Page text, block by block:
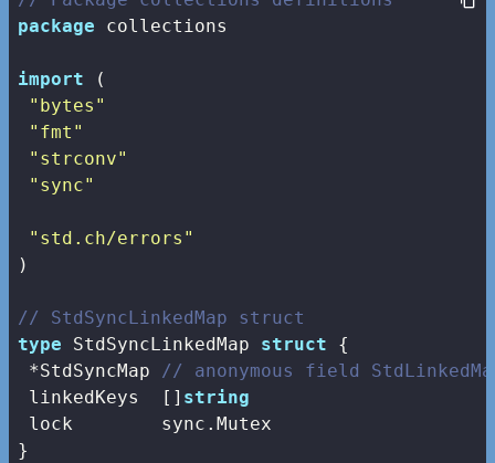
package collections
import (
"bytes"
"fmt"
"strconv"
"sync"
"std.ch/errors"
)
// StdSyncLinkedMap struct
type StdSyncLinkedMap struct {
*StdSyncMap // anonymous field
linkedKeys  [] string
lock        sync.Mutex
}